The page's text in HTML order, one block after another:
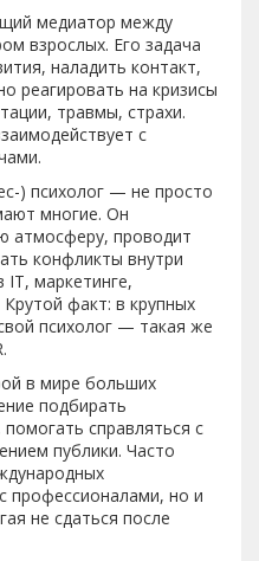
медиатор между
взрослых. Его задача
наладить контакт,
реагировать на кризисы
травмы, страхи.
с
) психолог — не просто
многие. Он
атмосферу, проводит
конфликты внутри
маркетинге,
факт: в крупных
психолог — такая же
в мире больших
подбирать
справляться с
публики. Часто
профессионалами, но и
не сдаться после